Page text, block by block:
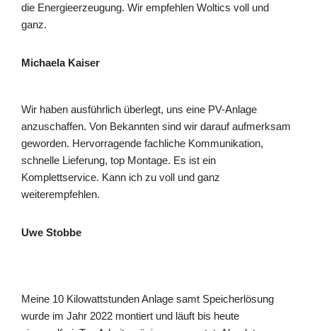
die Energieerzeugung. Wir empfehlen Woltics voll und
ganz.
Michaela Kaiser
Wir haben ausführlich überlegt, uns eine PV-Anlage
anzuschaffen. Von Bekannten sind wir darauf aufmerksam
geworden. Hervorragende fachliche Kommunikation,
schnelle Lieferung, top Montage. Es ist ein
Komplettservice. Kann ich zu voll und ganz
weiterempfehlen.
Uwe Stobbe
Meine 10 Kilowattstunden Anlage samt Speicherlösung
wurde im Jahr 2022 montiert und läuft bis heute